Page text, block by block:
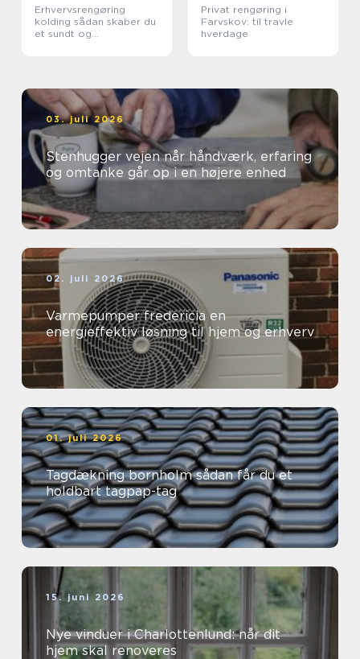
Erhvervsrengøring
kolding sådan skaber du
et sundt og
Privat rengøring i
Farvskov: til travle
hverdage
03. juli 2026
Stenhugger vejen når håndværk, erfaring
og omtanke går op i en højere enhed
02. juli 2026
Varmepumper fredericia en
energieffektiv løsning til hjem og erhverv
01. juli 2026
Tagdækning bornholm sådan får du et
holdbart tagpap-tag
15. juni 2026
Nye vinduer i Charlottenlund: når dit
hjem skal renoveres